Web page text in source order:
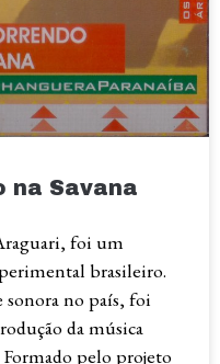
na Savana
foi um
brasileiro.
sonora no país, foi
da música
pelo projeto